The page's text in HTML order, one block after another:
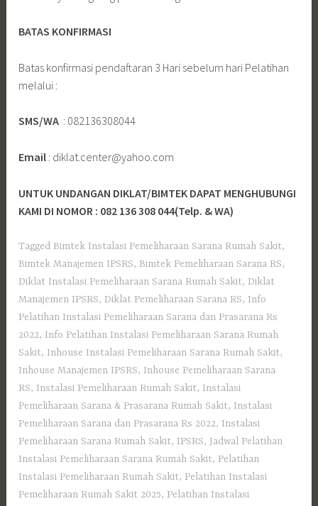
BATAS KONFIRMASI
Batas konfirmasi pendaftaran 3 Hari sebelum hari Pelatihan
melalui :
SMS/WA : 082136308044
Email : diklat.center@yahoo.com
UNTUK UNDANGAN DIKLAT/BIMTEK DAPAT MENGHUBUNGI
KAMI DI NOMOR : 082 136 308 044(Telp. & WA)
Tagged Bimtek Instalasi Pemeliharaan Sarana Rumah Sakit,
Bimtek Manajemen IPSRS, Bimtek Pemeliharaan Sarana RS,
Diklat Instalasi Pemeliharaan Sarana Rumah Sakit,Diklat
Manajemen IPSRS,Diklat Pemeliharaan Sarana RS, Info
Pelatihan Instalasi Pemeliharaan Sarana dan Prasarana Rs
2022, Info Pelatihan Instalasi Pemeliharaan Sarana Rumah
Sakit, Inhouse Instalasi Pemeliharaan Sarana Rumah Sakit,
Inhouse Manajemen IPSRS, Inhouse Pemeliharaan Sarana
RS, Instalasi Pemeliharaan Rumah Sakit, Instalasi
Pemeliharaan Sarana & Prasarana Rumah Sakit, Instalasi
Pemeliharaan Sarana dan Prasarana Rs 2022, Instalasi
Pemeliharaan Sarana Rumah Sakit, IPSRS, Jadwal Pelatihan
Instalasi Pemeliharaan Sarana Rumah Sakit, Pelatihan
Instalasi Pemeliharaan Rumah Sakit, Pelatihan Instalasi
Pemeliharaan Rumah Sakit 2025, Pelatihan Instalasi